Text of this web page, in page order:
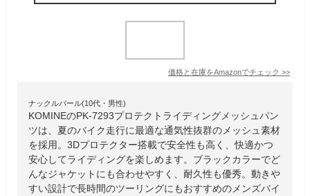
価格と在庫をAmazonでチェック >>
ナックルバール(10代・男性)
KOMINEのPK-7293プロテクトライディングメッシュパン
ツは、夏のバイク走行に最適な通気性抜群のメッシュ素材
を採用。3Dプロテクター搭載で安全性も高く、快適かつ
安心してライディングを楽しめます。ブラックカラーでど
んなジャケットにも合わせやすく、耐久性も優秀。動きや
すい設計で長時間のツーリングにもおすすめのメンズバイ